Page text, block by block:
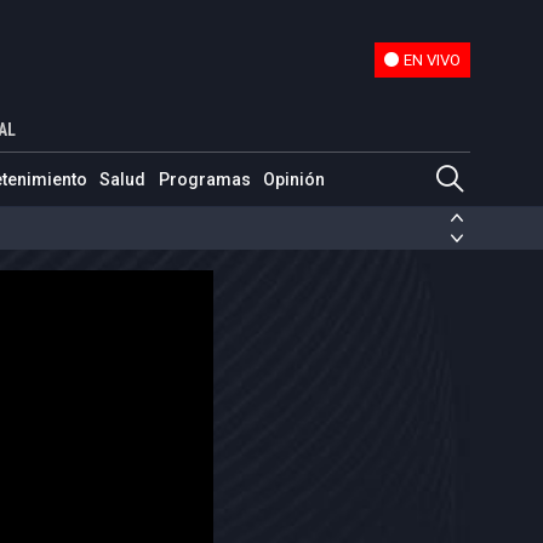
EN VIVO
Salud Programas Opinión
de las FARC
'Alcatraz de los caimanes'